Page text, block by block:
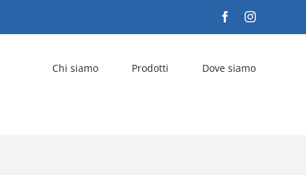
FacebookInstagram
Chi siamo Prodotti Dove siamo